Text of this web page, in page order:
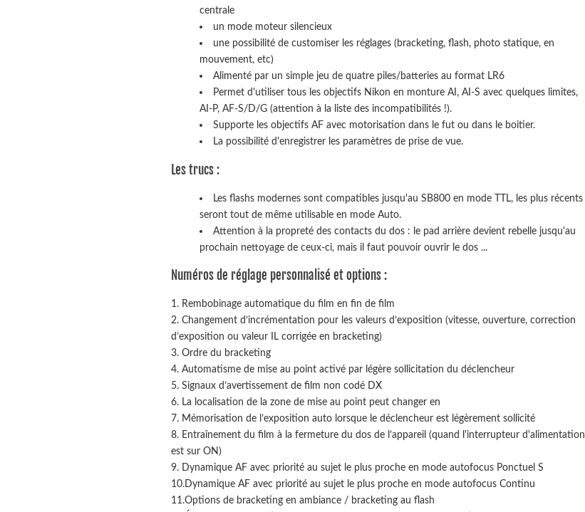
centrale
un mode moteur silencieux
une possibilité de customiser les réglages (bracketing, flash, photo statique, en
mouvement, etc)
Alimenté par un simple jeu de quatre piles/batteries au format LR6
Permet d'utiliser tous les objectifs Nikon en monture AI, AI-S avec quelques limites,
AI-P, AF-S/D/G (attention à la liste des incompatibilités !).
Supporte les objectifs AF avec motorisation dans le fut ou dans le boitier.
La possibilité d'enregistrer les paramètres de prise de vue.
Les trucs :
Les flashs modernes sont compatibles jusqu'au SB800 en mode TTL, les plus récents
seront tout de même utilisable en mode Auto.
Attention à la propreté des contacts du dos : le pad arrière devient rebelle jusqu'au
prochain nettoyage de ceux-ci, mais il faut pouvoir ouvrir le dos ...
Numéros de réglage personnalisé et options :
1. Rembobinage automatique du film en fin de film
2. Changement d’incrémentation pour les valeurs d’exposition (vitesse, ouverture, correction
d’exposition ou valeur IL corrigée en bracketing)
3. Ordre du bracketing
4. Automatisme de mise au point activé par légère sollicitation du déclencheur
5. Signaux d’avertissement de film non codé DX
6. La localisation de la zone de mise au point peut changer en
7. Mémorisation de l’exposition auto lorsque le déclencheur est légèrement sollicité
8. Entraînement du film à la fermeture du dos de l’appareil (quand l'interrupteur d'alimentation
est sur ON)
9. Dynamique AF avec priorité au sujet le plus proche en mode autofocus Ponctuel S
10.Dynamique AF avec priorité au sujet le plus proche en mode autofocus Continu
11.Options de bracketing en ambiance / bracketing au flash